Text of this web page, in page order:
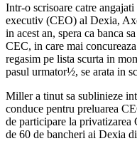
Intr-o scrisoare catre
executiv (CEO) al Dexia,
in acest an, spera ca banca
CEC, in care mai
regasim pe lista scurta in
pasul urmator½, se arata in
Miller a tinut sa sublinieze
conduce pentru preluarea
de participare la
de 60 de bancheri ai Dexia